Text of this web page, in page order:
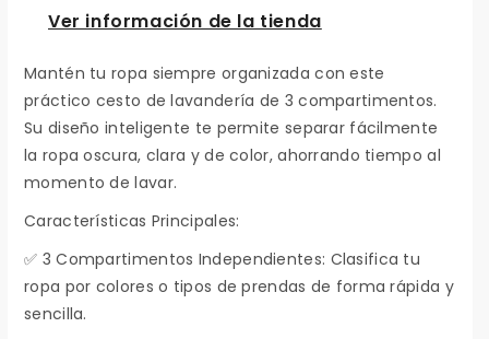
r
c
a
n
t
i
a
d
r
c
a
n
t
i
d
d
p
Ver información de la tienda
Mantén tu ropa siempre organizada con este
práctico cesto de lavandería de 3 compartimentos.
Su diseño inteligente te permite separar fácilmente
la ropa oscura, clara y de color, ahorrando tiempo al
momento de lavar.
Características Principales:
✅ 3 Compartimentos Independientes: Clasifica tu
ropa por colores o tipos de prendas de forma rápida y
sencilla.